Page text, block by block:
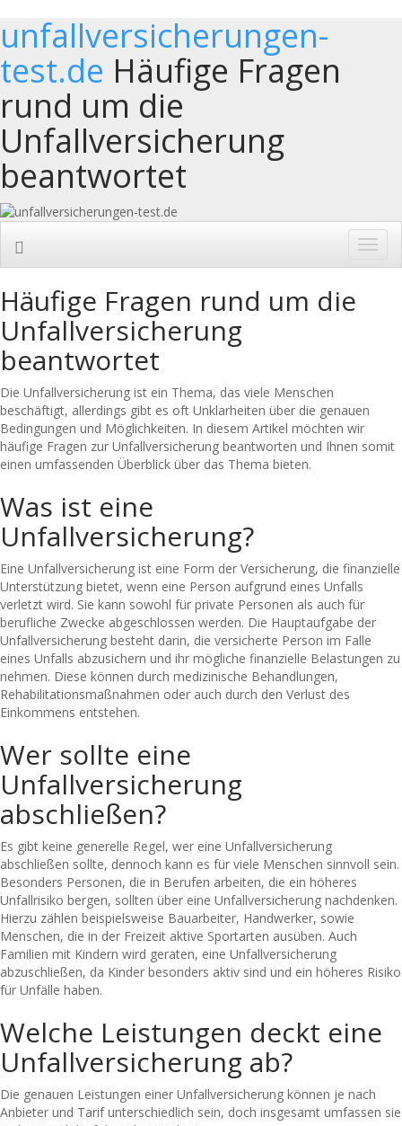
unfallversicherungen-
test.de Häufige Fragen
rund um die
Unfallversicherung
beantwortet
Häufige Fragen rund um die
Unfallversicherung
beantwortet
Die Unfallversicherung ist ein Thema, das viele Menschen
beschäftigt, allerdings gibt es oft Unklarheiten über die genauen
Bedingungen und Möglichkeiten. In diesem Artikel möchten wir
häufige Fragen zur Unfallversicherung beantworten und Ihnen somit
einen umfassenden Überblick über das Thema bieten.
Was ist eine
Unfallversicherung?
Eine Unfallversicherung ist eine Form der Versicherung, die finanzielle
Unterstützung bietet, wenn eine Person aufgrund eines Unfalls
verletzt wird. Sie kann sowohl für private Personen als auch für
berufliche Zwecke abgeschlossen werden. Die Hauptaufgabe der
Unfallversicherung besteht darin, die versicherte Person im Falle
eines Unfalls abzusichern und ihr mögliche finanzielle Belastungen zu
nehmen. Diese können durch medizinische Behandlungen,
Rehabilitationsmaßnahmen oder auch durch den Verlust des
Einkommens entstehen.
Wer sollte eine
Unfallversicherung
abschließen?
Es gibt keine generelle Regel, wer eine Unfallversicherung
abschließen sollte, dennoch kann es für viele Menschen sinnvoll sein.
Besonders Personen, die in Berufen arbeiten, die ein höheres
Unfallrisiko bergen, sollten über eine Unfallversicherung nachdenken.
Hierzu zählen beispielsweise Bauarbeiter, Handwerker, sowie
Menschen, die in der Freizeit aktive Sportarten ausüben. Auch
Familien mit Kindern wird geraten, eine Unfallversicherung
abzuschließen, da Kinder besonders aktiv sind und ein höheres Risiko
für Unfälle haben.
Welche Leistungen deckt eine
Unfallversicherung ab?
Die genauen Leistungen einer Unfallversicherung können je nach
Anbieter und Tarif unterschiedlich sein, doch insgesamt umfassen sie